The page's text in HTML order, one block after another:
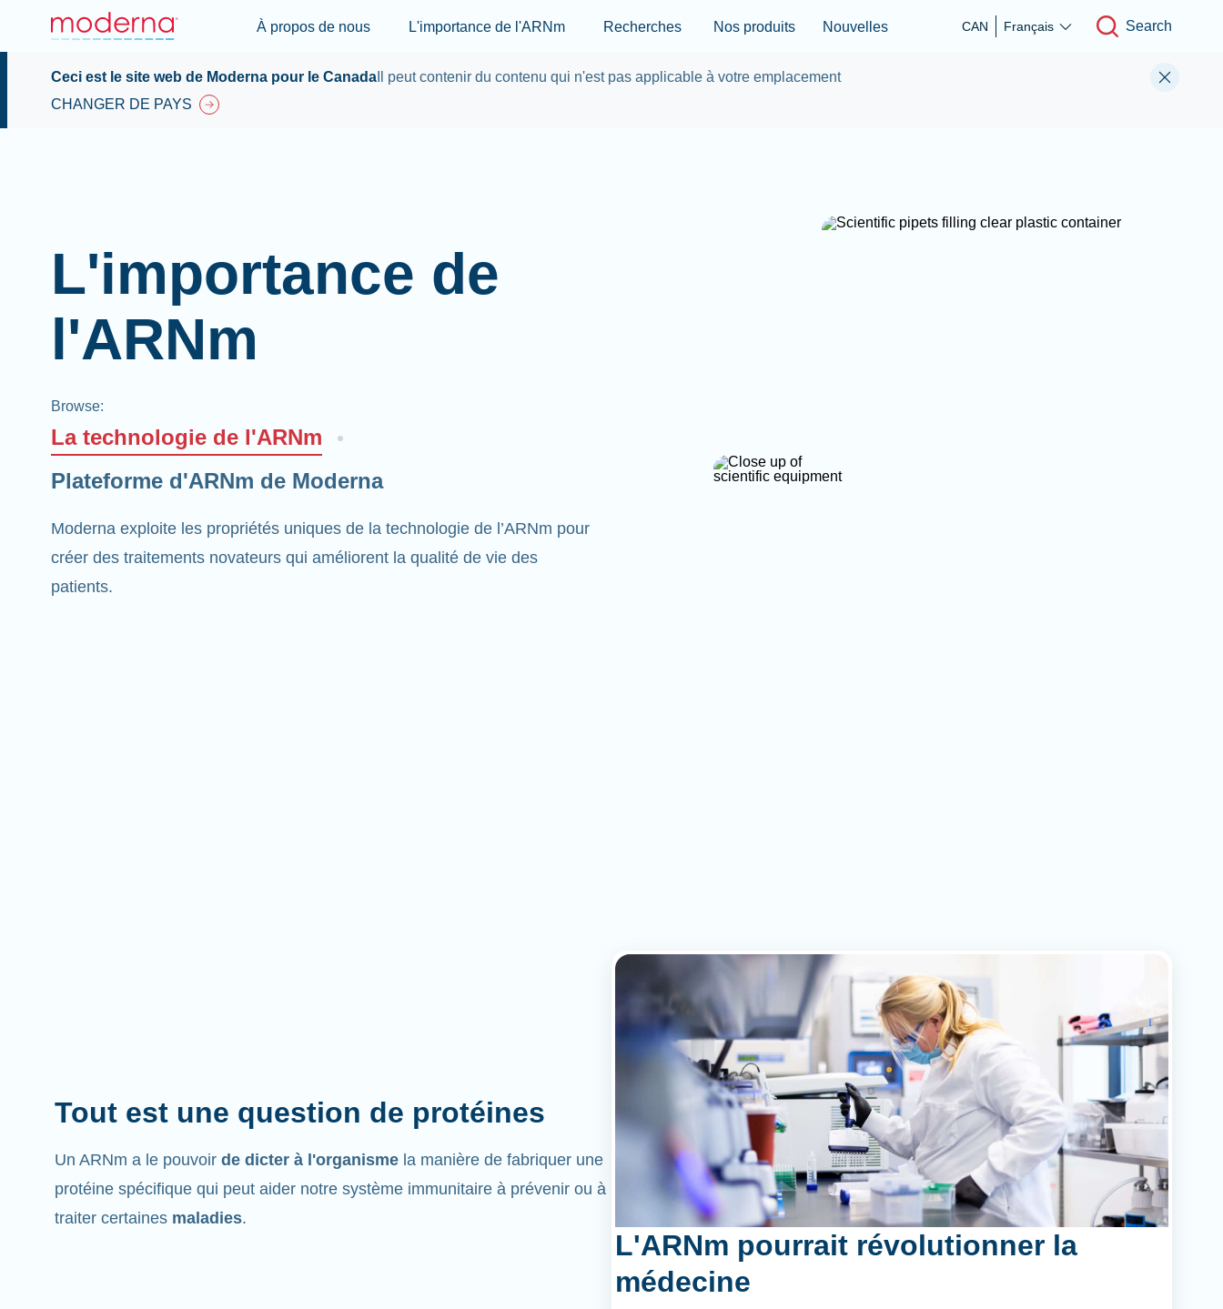
Skip to main content
À propos de nous L'importance de l'ARNm Recherches Nos produits Nouvelles CAN Français Search
Ceci est le site web de Moderna pour le Canada Il peut contenir du contenu qui n'est pas applicable à votre emplacement
CHANGER DE PAYS
L'importance de
l'ARNm
Browse:
La technologie de l'ARNm
Plateforme d'ARNm de Moderna
Moderna exploite les propriétés uniques de la technologie de l’ARNm pour
créer des traitements novateurs qui améliorent la qualité de vie des
patients.
Tout est une question de protéines
Un ARNm a le pouvoir de dicter à l'organisme la manière de fabriquer une
protéine spécifique qui peut aider notre système immunitaire à prévenir ou à
traiter certaines maladies.
L'ARNm pourrait révolutionner la
médecine